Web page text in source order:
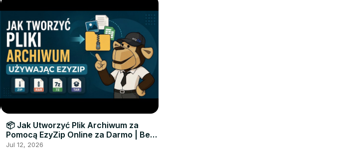
📦 Jak Utworzyć Plik Archiwum za
Pomocą EzyZip Online za Darmo | Bez
Instalacji Oprogramowania
Jul 12, 2026